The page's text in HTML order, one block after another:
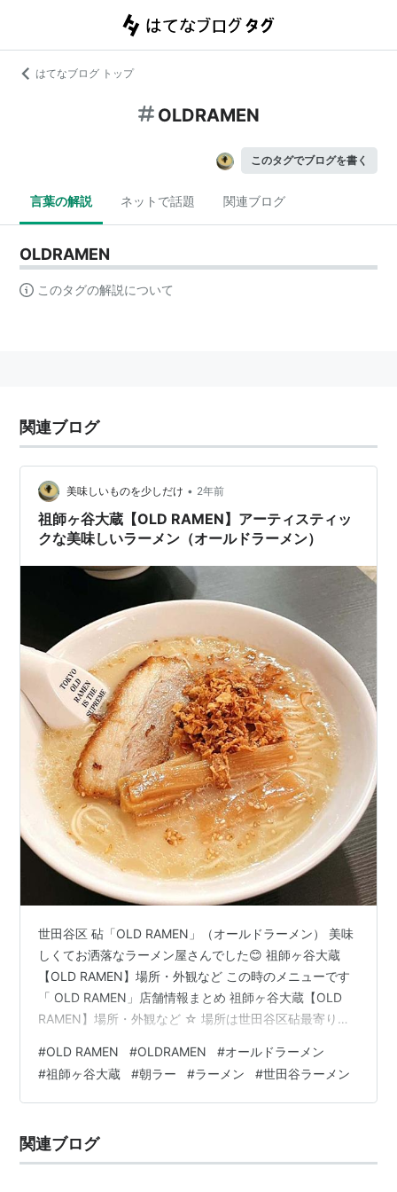
はてなブログ トップ
OLDRAMEN
このタグでブログを書く
言葉の解説 ネットで話題 関連ブログ
OLDRAMEN
このタグの解説について
関連ブログ
美味しいものを少しだけ • 2年前
祖師ヶ谷大蔵【OLD RAMEN】アーティスティッ
クな美味しいラーメン（オールドラーメン）
世田谷区 砧「OLD RAMEN」（オールドラーメン） 美味
しくてお洒落なラーメン屋さんでした😊 祖師ヶ谷大蔵
【OLD RAMEN】場所・外観など この時のメニューです
「 OLD RAMEN」店舗情報まとめ 祖師ヶ谷大蔵【OLD
RAMEN】場所・外観など ☆ 場所は世田谷区砧最寄り駅
な外看板が見当たらなくて、「さかなや」を目印に訪
問。 階段を登った先にありました。知らないとたどり着
けない秘密のお店ですね🤭 ドアを開けるとラーメン屋さ
プがいいですね✨店主は「AFURI」、六本木「MASHI …
#OLD RAMEN #OLDRAMEN #オールドラーメン
#祖師ヶ谷大蔵 #朝ラー #ラーメン #世田谷ラーメン
関連ブログ